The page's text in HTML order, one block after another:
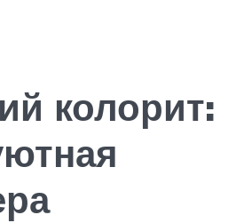
колорит: